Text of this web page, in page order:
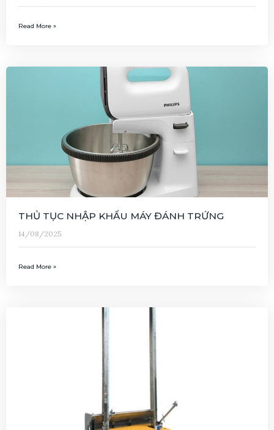
Read More »
THỦ TỤC NHẬP KHẨU MÁY ĐÁNH TRỨNG
14/08/2025
Read More »